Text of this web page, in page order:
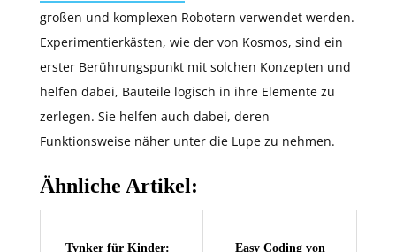
großen und komplexen Robotern verwendet werden.
Experimentierkästen, wie der von Kosmos, sind ein
erster Berührungspunkt mit solchen Konzepten und
helfen dabei, Bauteile logisch in ihre Elemente zu
zerlegen. Sie helfen auch dabei, deren
Funktionsweise näher unter die Lupe zu nehmen.
Ähnliche Artikel:
Tynker für Kinder:
Easy Coding von